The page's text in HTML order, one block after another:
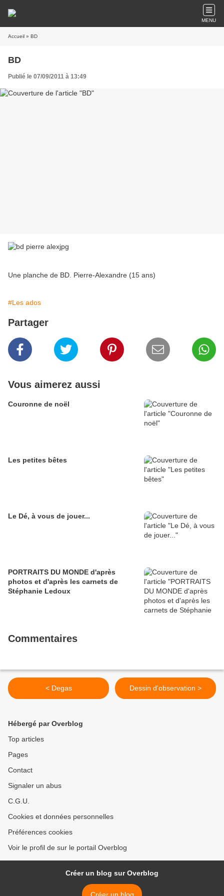
MENU
Accueil » BD
BD
Publié le 07/09/2011 à 13:49
Une planche de BD. Pierre-Alexandre (15 ans)
#Les ados
Partager
Vous aimerez aussi
Couronne de noël
Les petites bêtes
Le Dé, à vous de jouer...
PORTRAITS DU MONDE d'après
photos et d'après les carnets de
Stéphanie Ledoux
Commentaires
< Degas Dessin d'observation >
Hébergé par Overblog
Top articles
Pages
Contact
Signaler un abus
C.G.U.
Cookies et données personnelles
Préférences cookies
Voir le profil de sur le portail Overblog
Créer un blog sur Overblog